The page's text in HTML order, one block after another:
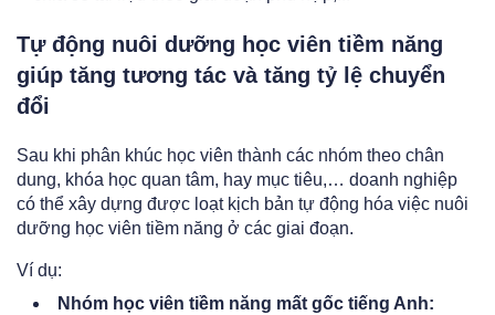
Tự động nuôi dưỡng học viên tiềm năng
giúp tăng tương tác và tăng tỷ lệ chuyển
đổi
Sau khi phân khúc học viên thành các nhóm theo chân
dung, khóa học quan tâm, hay mục tiêu,… doanh nghiệp
có thể xây dựng được loạt kịch bản tự động hóa việc nuôi
dưỡng học viên tiềm năng ở các giai đoạn.
Ví dụ:
Nhóm học viên tiềm năng mất gốc tiếng Anh: